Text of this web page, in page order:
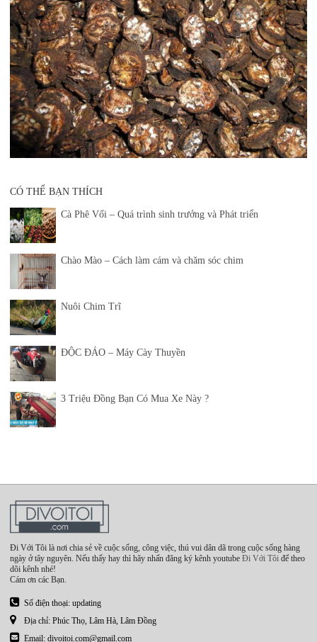
CÓ THỂ BẠN THÍCH
Cà Phê Vối – Quá trình sinh trưởng và Phát triển
Chào Mào – Cách làm cám và chăm sóc chim
Nuôi Chim Trĩ
ĐỘC ĐÁO – Máy Cày Thuyền
3 Triệu Đồng Bạn Có Mua Xe Này ?
Đi Với Tôi là nơi chia sẻ về cuộc sống, công việc, thú vui dân dã trong cuộc sống hàng
ngày ở tây nguyên. Nếu thấy hay thì hãy nhấn đăng ký kênh youtube Đi Với Tôi để theo
dõi kênh nhé!
Cám ơn các Bạn.
Số điện thoại: updating
Địa chỉ: Phúc Thọ, Lâm Hà, Lâm Đồng
Email: divoitoi.com@gmail.com